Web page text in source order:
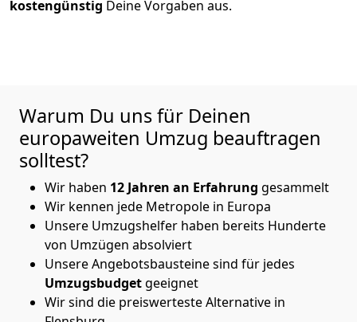
kostengünstig Deine Vorgaben aus.
Warum Du uns für Deinen
europaweiten Umzug beauftragen
solltest?
Wir haben 12 Jahren an Erfahrung gesammelt
Wir kennen jede Metropole in Europa
Unsere Umzugshelfer haben bereits Hunderte
von Umzügen absolviert
Unsere Angebotsbausteine sind für jedes
Umzugsbudgetgeeignet
Wir sind die preiswerteste Alternative in